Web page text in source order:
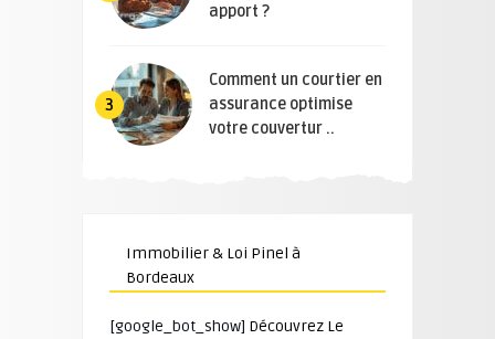
apport ?
3
Comment un courtier en
assurance optimise
votre couvertur ..
Immobilier & Loi Pinel à
Bordeaux
[google_bot_show] Découvrez Le